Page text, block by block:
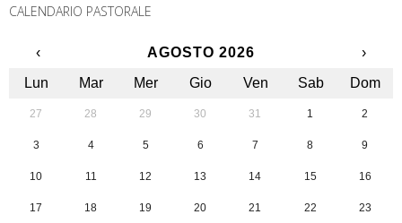
CALENDARIO PASTORALE
‹ AGOSTO 2026
›
Lun
Mar Mer Gio Ven Sab Dom
27 28 29 30 31 1 2
3 4 5 6 7 8 9
10 11 12 13 14 15 16
17 18 19 20 21 22 23